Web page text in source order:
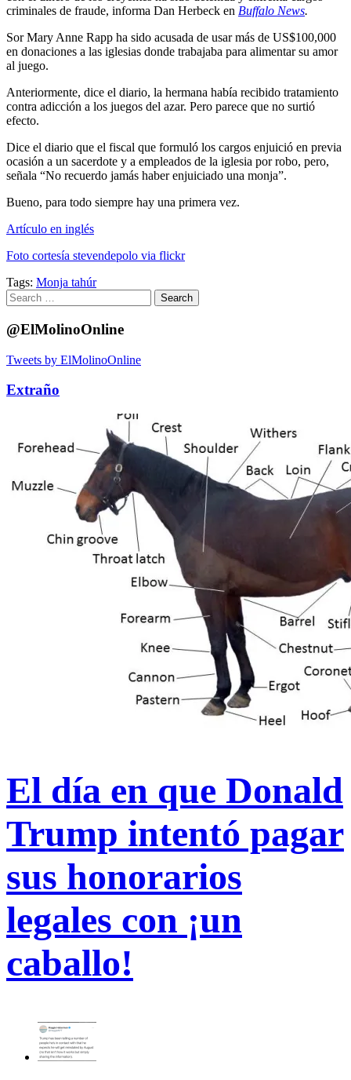
criminales de fraude, informa Dan Herbeck en Buffalo News.
Sor Mary Anne Rapp ha sido acusada de usar más de US$100,000
en donaciones a las iglesias donde trabajaba para alimentar su amor
al juego.
Anteriormente, dice el diario, la hermana había recibido tratamiento
contra adicción a los juegos del azar. Pero parece que no surtió
efecto.
Dice el diario que el fiscal que formuló los cargos enjuició en previa
ocasión a un sacerdote y a empleados de la iglesia por robo, pero,
señala “No recuerdo jamás haber enjuiciado una monja”.
Bueno, para todo siempre hay una primera vez.
Artículo en inglés
Foto cortesía stevendepolo via flickr
Tags: Monja tahúr
Search
for:
@ElMolinoOnline
Tweets by ElMolinoOnline
Extraño
El día en que Donald
Trump intentó pagar
sus honorarios
legales con ¡un
caballo!